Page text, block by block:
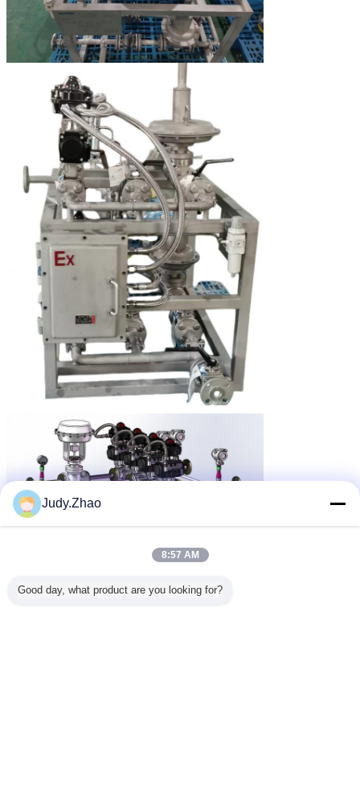
Judy.Zhao
8:57 AM
Good day, what product are you looking for?